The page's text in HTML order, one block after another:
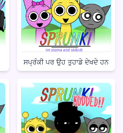
ਸਪ੍ਰੰਕੀ ਪਰ ਉਹ ਤੁਹਾਡੇ ਦੇਖਦੇ ਹਨ